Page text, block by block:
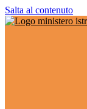
Salta al contenuto